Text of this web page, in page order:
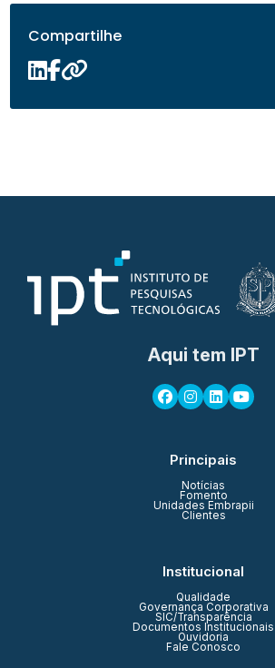
Compartilhe
Aqui tem IPT
Principais
Notícias
Fomento
Unidades Embrapii
Clientes
Institucional
Qualidade
Governança Corporativa
SIC/Transparência
Documentos Institucionais
Ouvidoria
Fale Conosco